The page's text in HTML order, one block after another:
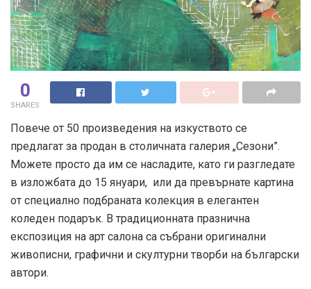
0
SHARES
Повече от 50 произведения на изкуството се
предлагат за продан в столичната галерия „Сезони”.
Можете просто да им се насладите, като ги разгледате
в изложбата до 15 януари, или да превърнате картина
от специално подбраната колекция в елегантен
коледен подарък. В традиционната празнична
експозиция на арт салона са събрани оригинални
живописни, графични и скултурни творби на български
автори.